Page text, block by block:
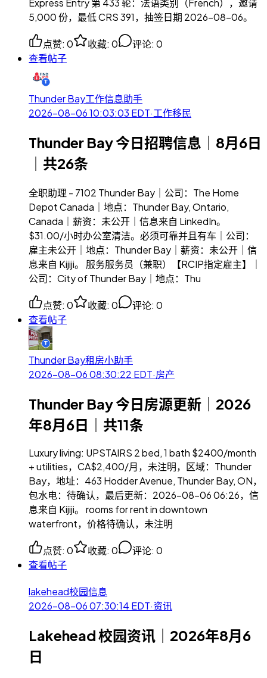
Express Entry 第 433 轮：法语类别（French），邀请
5,000 份，最低 CRS 391，抽签日期 2026-08-06。
点赞: 0 收藏: 0 评论: 0
查看帖子
Thunder Bay工作信息助手
2026-08-06 10:03:03 EDT·工作移民
Thunder Bay 今日招聘信息｜8月6日
｜共26条
全职助理 - 7102 Thunder Bay｜公司：The Home
Depot Canada｜地点：Thunder Bay, Ontario,
Canada｜薪资：未公开｜信息来自 LinkedIn。
$31.00/小时办公室清洁。必须可靠并且有车｜公司：
雇主未公开｜地点：Thunder Bay｜薪资：未公开｜信
息来自 Kijiji。 服务服务员（兼职）【RCIP指定雇主】｜
公司：City of Thunder Bay｜地点：Thu
点赞: 0 收藏: 0 评论: 0
查看帖子
Thunder Bay租房小助手
2026-08-06 08:30:22 EDT·房产
Thunder Bay 今日房源更新｜2026
年8月6日｜共11条
Luxury living: UPSTAIRS 2 bed, 1 bath $2400/month
+ utilities，CA$2,400/月，未注明，区域：Thunder
Bay，地址：463 Hodder Avenue, Thunder Bay, ON，
包水电：待确认，最后更新：2026-08-06 06:26，信
息来自 Kijiji。 rooms for rent in downtown
waterfront，价格待确认，未注明
点赞: 0 收藏: 0 评论: 0
查看帖子
lakehead校园信息
2026-08-06 07:30:14 EDT·资讯
Lakehead 校园资讯｜2026年8月6
日